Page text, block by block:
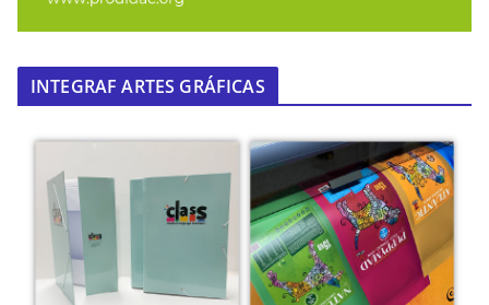
INTEGRAF ARTES GRÁFICAS